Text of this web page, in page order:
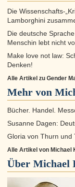
Die Wissenschafts-
Lamborghini
Die deutsche
Menschin lebt nicht
Make love not law:
Denken!
Alle Artikel zu Gender
Mehr von
Bücher. Handel.
Susanne Dagen:
Gloria von Thurn und
Alle Artikel von Michael
Über Michael